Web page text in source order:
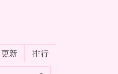
更新 排行